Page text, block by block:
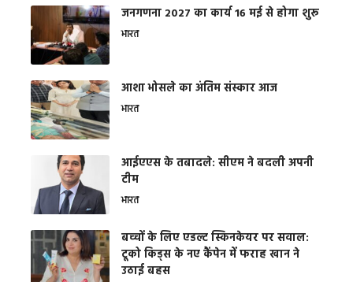
जनगणना 2027 का कार्य 16 मई से होगा शुरू
भारत
आशा भोसले का अंतिम संस्कार आज
भारत
आईएएस के तबादले: सीएम ने बदली अपनी
टीम
भारत
बच्चों के लिए एडल्ट स्किनकेयर पर सवाल:
टूको किड्स के नए कैंपेन में फराह खान ने
उठाई बहस